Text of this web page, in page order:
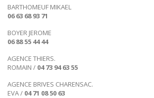
BARTHOMEUF MIKAEL
06 63 68 93 71
BOYER JEROME
06 88 55 44 44
AGENCE THIERS.
ROMAIN / 04 73 94 63 55
AGENCE BRIVES CHARENSAC.
EVA / 04 71 08 50 63